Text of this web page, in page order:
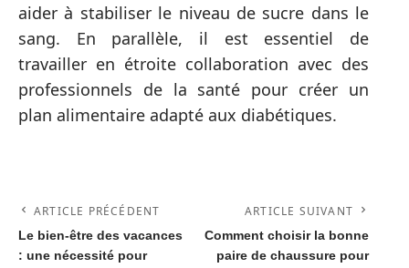
aider à stabiliser le niveau de sucre dans le
sang. En parallèle, il est essentiel de
travailler en étroite collaboration avec des
professionnels de la santé pour créer un
plan alimentaire adapté aux diabétiques.
ARTICLE PRÉCÉDENT
Le bien-être des vacances
: une nécessité pour
ARTICLE SUIVANT
Comment choisir la bonne
paire de chaussure pour